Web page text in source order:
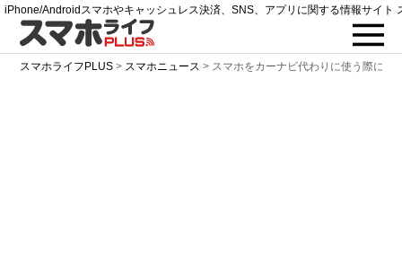
iPhone/Androidスマホやキャッシュレス決済、SNS、アプリに関する情報サイト
スマホライフPLUS > スマホニュース > スマホをカーナビ代わりに使う際に注